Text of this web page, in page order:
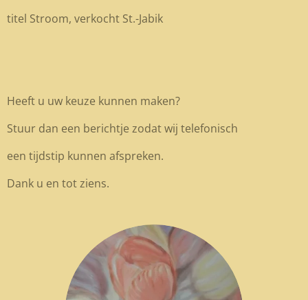
titel Stroom, verkocht St.-Jabik
Heeft u uw keuze kunnen maken?
Stuur dan een berichtje zodat wij telefonisch
een tijdstip kunnen afspreken.
Dank u en tot ziens.